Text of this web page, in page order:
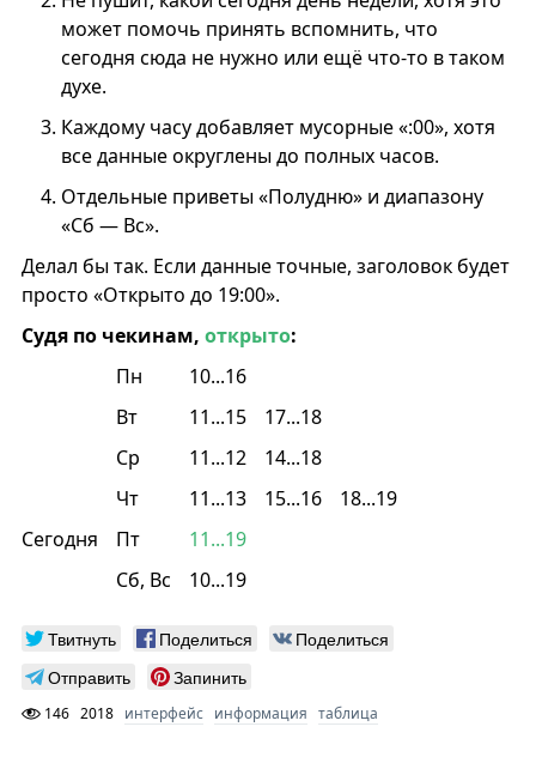
может помочь принять вспомнить, что
сегодня сюда не нужно или ещё что-то в таком
духе.
Каждому часу добавляет мусорные «:00», хотя
все данные округлены до полных часов.
Отдельные приветы «Полудню» и диапазону
«Сб — Вс».
Делал бы так. Если данные точные, заголовок будет
просто «Открыто до 19:00».
Судя по чекинам, открыто:
Пн
10...16
Вт
11...15
17...18
Ср
11...12
14...18
Чт
11...13 15...16
18...19
Сегодня
Пт
11...19
Сб, Вс
10...19
Твитнуть Поделиться
Поделиться
Отправить
Запинить
146 2018 интерфейс информация таблица